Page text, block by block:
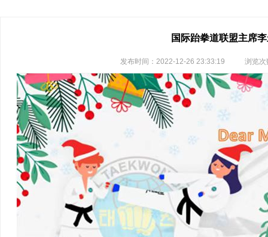
核心成员
加入联盟
崔泓熙将军
技术构成
理论文化
级位考核标准
段位考核标准
竞赛规则
国际跆拳道联盟主席
发布时间：2022-12-26 23:33:19 浏览